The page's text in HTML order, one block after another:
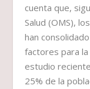
cuenta que,
Salud (OMS),
han
factores para
estudio
25% de la